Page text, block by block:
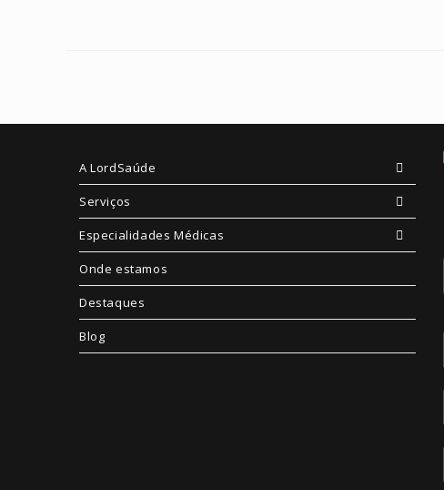
A LordSaúde
Serviços
Especialidades Médicas
Onde estamos
Destaques
Blog